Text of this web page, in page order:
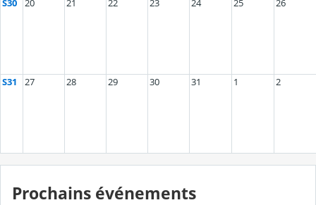
S30 20 21 22 23 24 25 26
S31 27 28 29 30 31 1 2
Prochains événements